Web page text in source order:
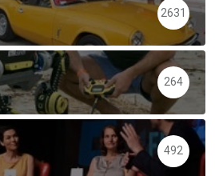
2631
264
492